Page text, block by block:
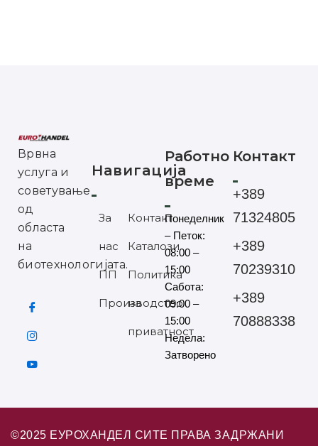
Врвна
услуга и
советување
од
областа
на
биотехнологијата.
Навигација
За
нас
ПП
Производство
Контакт
Каталози
Политика
на
приватност
Работно
време
Понеделник
– Петок:
08:00 –
15:00
Сабота:
09:00 –
15:00
Недела:
Затворено
Контакт
+389
71324805
+389
70239310
+389
70888338
©2025 ЕУРОХАНДЕЛ СИТЕ ПРАВА ЗАДРЖАНИ